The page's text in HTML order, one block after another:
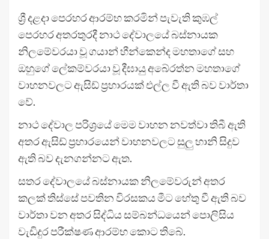
ශ්‍රී දළදා පෙරහර ආරම්භ කරමින් පැවැති කුඹල්
පෙරහර අතරතුරදී නාථ දේවාලයේ බස්නායක
නිලමේවරයා වූ ගයාන් හීන්කෙන්ද මහතාගේ සහ
ඔහුගේ ලේකම්වරයා වූ දීඝායු අබේරත්න මහතාගේ
වාහනවලට ඇසිඩ් ප්‍රහාරයක් එල්ල වී ඇති බව වාර්තා
වේ.
නාථ දේවාල පරිශ්‍රයේ මෙම වාහන නවත්වා තිබී ඇති
අතර ඇසිඩ් ප්‍රහාරයෙන් වාහනවලට සුලු හානි සිදුව
ඇති බව දැනගන්නට ඇත.
සතර දේවාලයේ බස්නායක නිලමේවරුන් අතර
කලක් තිස්සේ පවතින විරසකය මීට හේතු වී ඇති බව
වාර්තා වන අතර සිද්ධිය සම්බන්ධයෙන් පොලිසිය
වැඩිදුර පරීක්ෂණ ආරම්භ කොට තිබේ.